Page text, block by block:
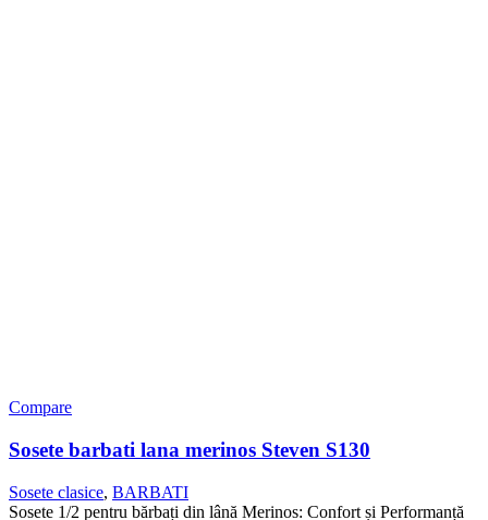
Compare
Sosete barbati lana merinos Steven S130
Sosete clasice, BARBATI
Sosete 1/2 pentru bărbați din lână Merinos: Confort și Performanță